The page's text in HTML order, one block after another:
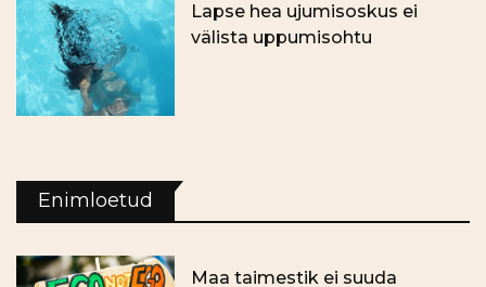
Lapse hea ujumisoskus ei
välista uppumisohtu
Enimloetud
Maa taimestik ei suuda